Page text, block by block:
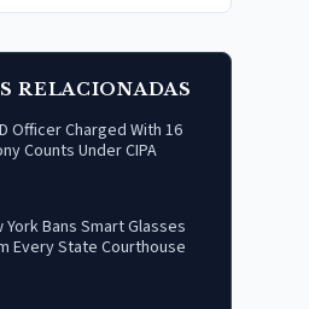
RELACIONADAS
Officer Charged With 16
Counts Under CIPA
York Bans Smart Glasses
Every State Courthouse